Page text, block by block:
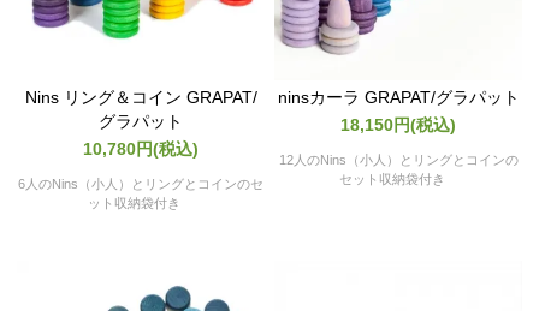
Nins リング＆コイン GRAPAT/
グラパット
10,780円(税込)
6人のNins（小人）とリングとコインのセ
ット収納袋付き
ninsカーラ GRAPAT/グラパット
18,150円(税込)
12人のNins（小人）とリングとコインの
セット収納袋付き